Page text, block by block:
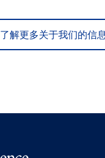
了解更多关于我们的信息